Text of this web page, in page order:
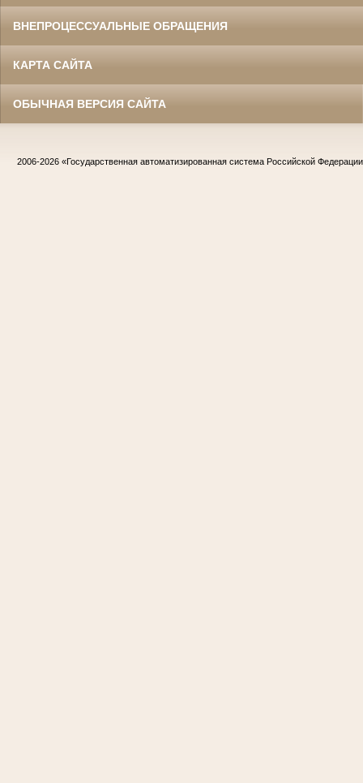
ВНЕПРОЦЕССУАЛЬНЫЕ ОБРАЩЕНИЯ
КАРТА САЙТА
ОБЫЧНАЯ ВЕРСИЯ САЙТА
2006-2026 «Государственная автоматизированная система Российской